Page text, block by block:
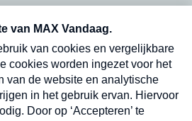
en dinsdagochtend in
Verzend